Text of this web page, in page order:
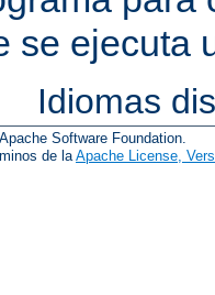
se ejecuta
Idiomas
Software Foundation.
de laApache License,